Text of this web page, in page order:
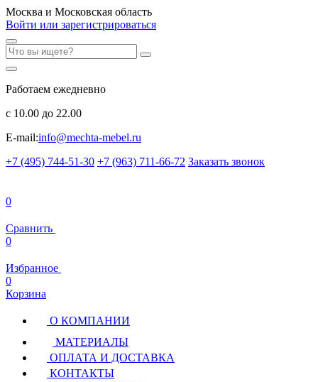
Москва и Московская область
Войти или зарегистрироваться
Работаем ежедневно
с 10.00 до 22.00
E-mail:info@mechta-mebel.ru
+7 (495) 744-51-30 +7 (963) 711-66-72 Заказать звонок
0
Сравнить
0
Избранное
0
Корзина
О КОМПАНИИ
МАТЕРИАЛЫ
ОПЛАТА И ДОСТАВКА
КОНТАКТЫ